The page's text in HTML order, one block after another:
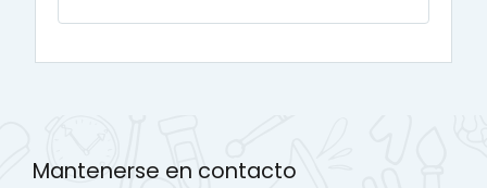
Mantenerse en contacto